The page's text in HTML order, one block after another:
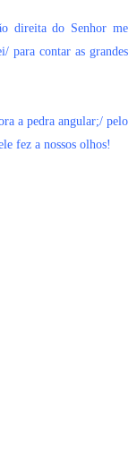
direita do Senhor me
para contar as grandes
a pedra angular;/ pelo
fez a nossos olhos!